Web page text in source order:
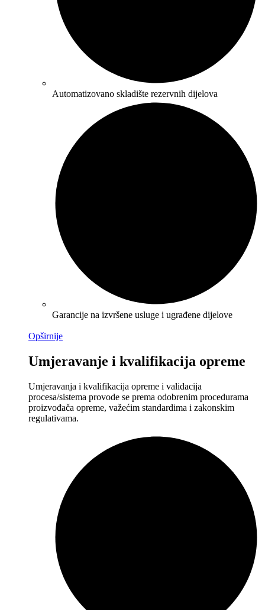
Automatizovano skladište rezervnih dijelova
Garancije na izvršene usluge i ugrađene dijelove
Opširnije
Umjeravanje i kvalifikacija opreme
Umjeravanja i kvalifikacija opreme i validacija
procesa/sistema provode se prema odobrenim procedurama
proizvođača opreme, važećim standardima i zakonskim
regulativama.